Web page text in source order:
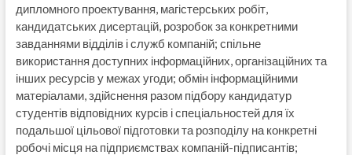
дипломного проектування, магістерських робіт,
кандидатських дисертацій, розробок за конкретними
завданнями відділів і служб компаній; спільне
використання доступних інформаційних, організаційних та
інших ресурсів у межах угоди; обмін інформаційними
матеріалами, здійснення разом підбору кандидатур
студентів відповідних курсів і спеціальностей для їх
подальшої цільової підготовки та розподілу на конкретні
робочі місця на підприємствах компаній-підписантів;